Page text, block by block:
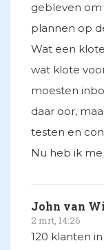
gebleven om
plannen op
Wat een
wat klote
moesten
daar oor,
testen en
Nu heb ik
John van
2 mrt, 14:26
120 klanten